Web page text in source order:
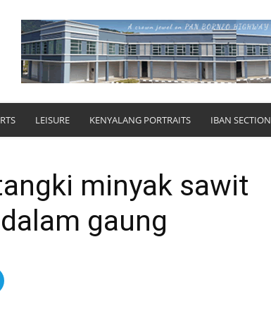
LEISURE KENYALANG PORTRAITS IBAN SECTION
minyak sawit
gaung